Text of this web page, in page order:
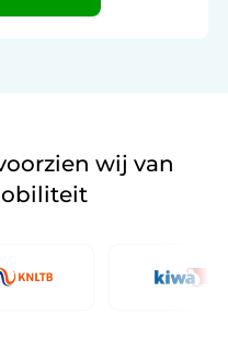
wij van